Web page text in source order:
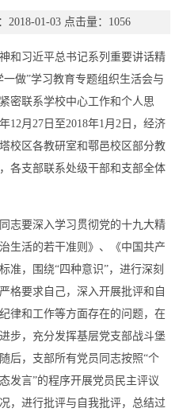
2018-01-03 点击量： 1056
和习近平总书记系列重要讲话精
做”学习教育专题组织生活会与
密联系学校中心工作和个人思
12月27日至2018年1月2日，经济
校区各教研室和鄠邑校区部分教
各支部联系处级干部和支部全体
志要深入学习贯彻党的十九大精
生活的若干准则》、《中国共产
准，围绕“四种意识”，进行深刻
格要求自己，深入开展批评和自
律和工作等方面存在的问题，在
步，充分发挥基层党支部战斗堡
后，支部所有党员同志按照“个
发言”的程序开展党员民主评议
，进行批评与自我批评，总结过